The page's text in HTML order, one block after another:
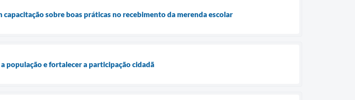
sobre boas práticas no recebimento da merenda escolar
população e fortalecer a participação cidadã